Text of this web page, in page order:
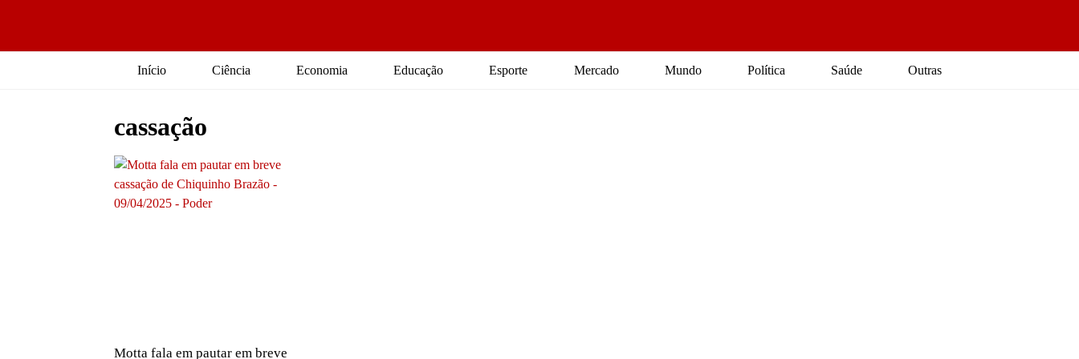
Início Ciência Economia Educação Esporte Mercado Mundo Política Saúde Outras
cassação
Motta fala em pautar em breve